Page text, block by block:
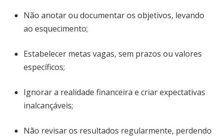
Não anotar ou documentar os objetivos, levando
ao esquecimento;
Estabelecer metas vagas, sem prazos ou valores
específicos;
Ignorar a realidade financeira e criar expectativas
inalcançáveis;
Não revisar os resultados regularmente, perdendo